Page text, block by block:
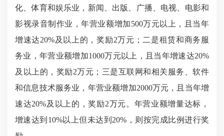
化、体育和娱乐业，新闻、出版、广播、电视、电影和
影视录音制作业，年营业额增加500万元以上，且当年
增速达20%及以上的，奖励2万元；二是租赁和商务服
务业，年营业额增加1000万元以上，且当年增速达20%
及以上的，奖励2万元；三是互联网和相关服务、软件
和信息技术服务业，年营业额增加2000万元，且当年增
速达20%及以上的，奖励2万元。年营业额增量达标，
增速达到10%以上但未达到20%，则按完成比例进行奖